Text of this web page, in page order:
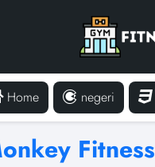
Home negeri
Fitness